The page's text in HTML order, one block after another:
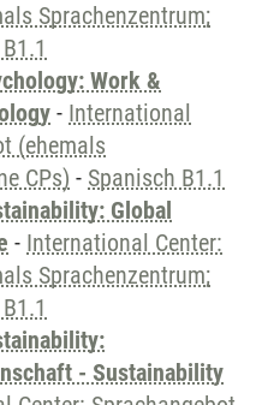
Sprachenzentrum;
Work &
- International
(ehemals
CPs) - Spanisch B1.1
Global
- International Center:
Sprachenzentrum;
- Sustainability